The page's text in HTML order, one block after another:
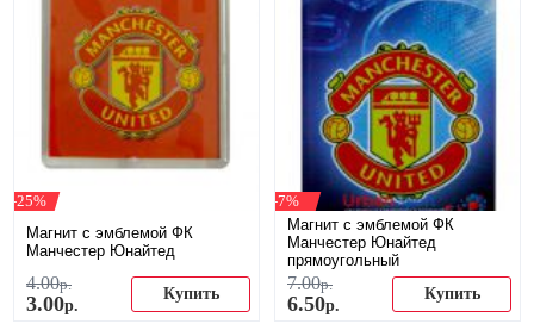
-25%
Магнит с эмблемой ФК
Манчестер Юнайтед
4.00р.
3.00р.
Купить
-7%
Магнит с эмблемой ФК
Манчестер Юнайтед
прямоугольный
7.00р.
6.50р.
Купить